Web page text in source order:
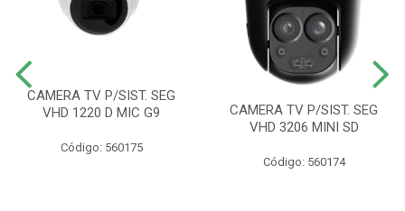
CAMERA TV P/SIST. SEG
VHD 1220 D MIC G9
Código: 560175
CAMERA TV P/SIST. SEG
VHD 3206 MINI SD
Código: 560174